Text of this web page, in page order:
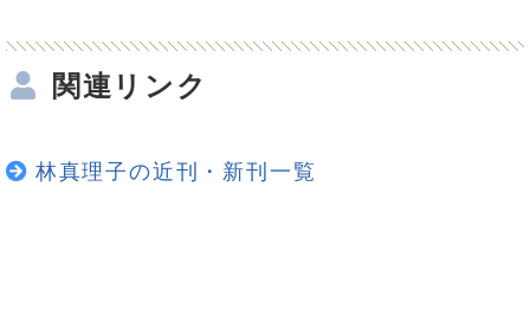
関連リンク
林真理子の近刊・新刊一覧